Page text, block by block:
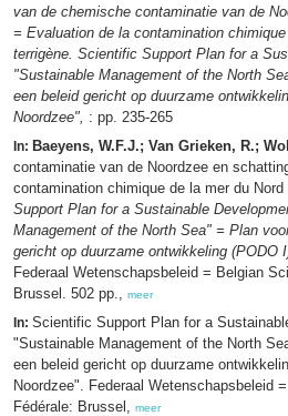
van de chemische contaminatie van de
= Evaluation de la contamination
terrigène. Scientific Support Plan for a
"Sustainable Management of the North
een beleid gericht op duurzame
Noordzee", : pp. 235-265
In: Baeyens, W.F.J.; Van Grieken, R.;
contaminatie van de Noordzee en
contamination chimique de la mer du
Support Plan for a Sustainable
Management of the North Sea" = Plan
gericht op duurzame ontwikkeling (PODO
Federaal Wetenschapsbeleid = Belgian
Brussel. 502 pp., meer
In: Scientific Support Plan for a
"Sustainable Management of the North
een beleid gericht op duurzame
Noordzee". Federaal Wetenschapsbeleid
Fédérale: Brussel, meer